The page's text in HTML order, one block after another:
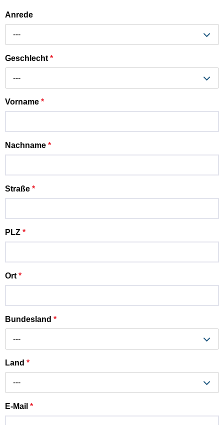
Anrede
---
Geschlecht *
---
Vorname *
Nachname *
Straße *
PLZ *
Ort *
Bundesland *
---
Land *
---
E-Mail *